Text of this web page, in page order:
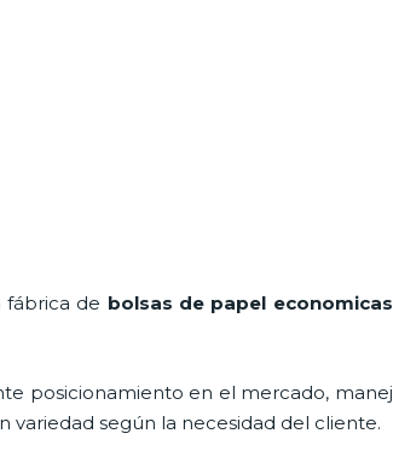
de bolsas de papel
posicionamiento en el mercado,
variedad según la necesidad del cliente.